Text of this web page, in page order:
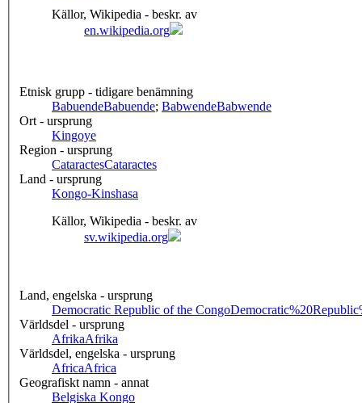
Källor, Wikipedia - beskr. av
en.wikipedia.org
Etnisk grupp - tidigare benämning
BabuendeBabuende; BabwendeBabwende
Ort - ursprung
Kingoye
Region - ursprung
CataractesCataractes
Land - ursprung
Kongo-Kinshasa
Källor, Wikipedia - beskr. av
sv.wikipedia.org
Land, engelska - ursprung
Democratic Republic of the Congo
Världsdel - ursprung
AfrikaAfrika
Världsdel, engelska - ursprung
AfricaAfrica
Geografiskt namn - annat
Belgiska Kongo